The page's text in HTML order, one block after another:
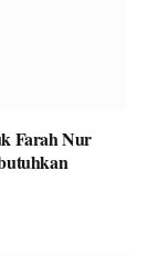
Farah Nur